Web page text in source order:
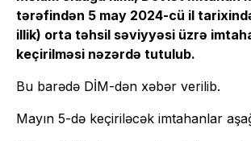
tərəfindən 5 may 2024-cü il
illik) orta təhsil səviyyəsi üzrə
keçirilməsi nəzərdə tutulub.
Bu barədə DİM-dən xəbər verilib.
Mayın 5-də keçiriləcək imtahanlar